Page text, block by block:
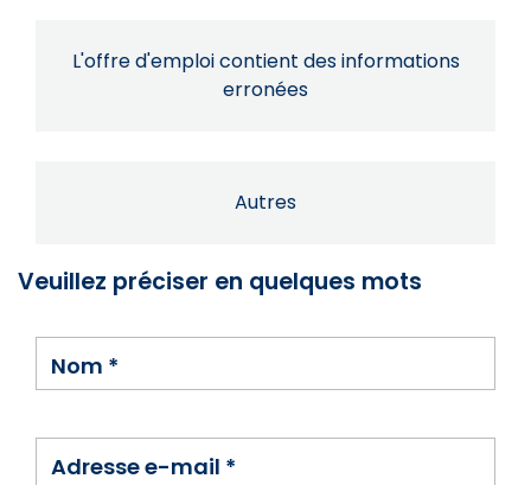
L'offre d'emploi contient des informations
erronées
Autres
Veuillez préciser en quelques mots
Nom *
Adresse e-mail *